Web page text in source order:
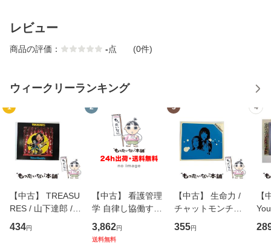
レビュー
商品の評価： -点 (0件)
ウィークリーランキング
1
【中古】 TREASU
RES / 山下達郎 /
イーストウエス
ト・ジャパン [CD]
434円
2
【中古】 看護管理
学 自律し協働する
専門職の看護マネ
ジメントスキル 改
3,862円
送料無料
3
【中古】 生命力 /
チャットモンチー /
キューンレコード
[CD]【メール便送
355円
4
【
のが